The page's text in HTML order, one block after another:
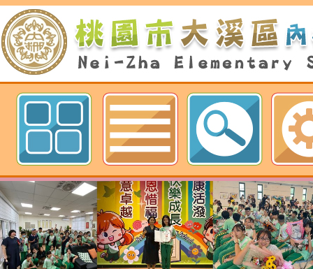
歡迎參觀：桃園市內柵國民小學網
函轉桃園市政府「
性(防空)演習執行計
轉桃園市政府「
檢送桃園市政府家庭
「115年度祖孫樂淘
函轉本府新聞處檢送